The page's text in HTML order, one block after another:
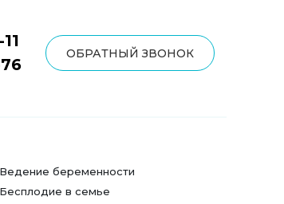
ОБРАТНЫЙ ЗВОНОК
Ведение беременности
Бесплодие в семье